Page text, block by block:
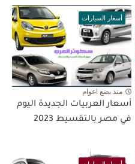
أسعار السيارات
منذ بضع اعوام
أسعار العربيات الجديدة اليوم
في مصر بالتقسيط 2023